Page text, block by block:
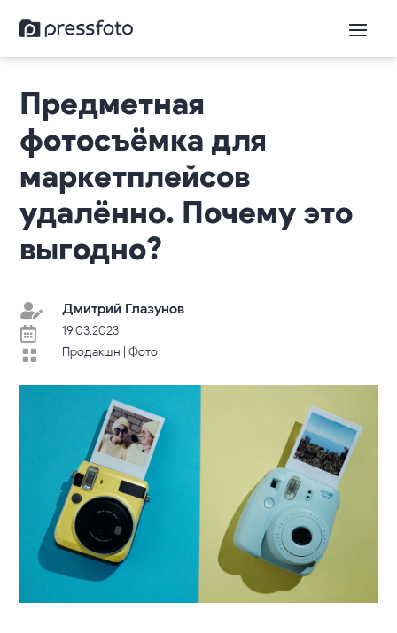
Предметная
фотосъёмка для
маркетплейсов
удалённо. Почему это
выгодно?
 Дмитрий Глазунов
 19.03.2023
 Продакшн Фото